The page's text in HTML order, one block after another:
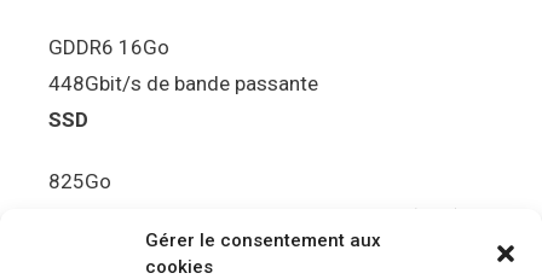
Gérer le consentement aux
cookies
GDDR6 16Go
448Gbit/s de bande passante
SSD
825Go
5.5Gbit/s de bande passante en lecture (Brut)
Disque de jeu PS5